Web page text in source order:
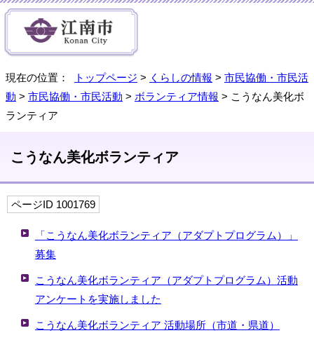
現在の位置： トップページ > くらしの情報 > 市民協働・市民活
動 > 市民協働・市民活動 > ボランティア情報 > こうなん美化ボ
ランティア
こうなん美化ボランティア
ページID 1001769
「こうなん美化ボランティア（アダプトプログラム）」
募集
こうなん美化ボランティア（アダプトプログラム）活動
アンケートを実施しました
こうなん美化ボランティア 活動場所（市道・県道）